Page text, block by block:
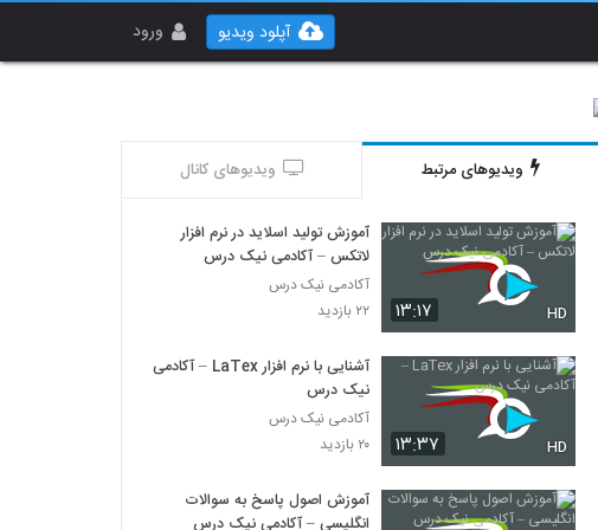
ورود آپلود ویدیو
ویدیوهای مرتبط ویدیوهای کانال
۱۳:۱۷ HD
آموزش تولید اسلاید در نرم افزار
لاتکس – آکادمی نیک درس
آکادمی نیک درس
۲۲ بازدید
۱۳:۳۷ HD
آشنایی با نرم افزار LaTex – آکادمی
نیک درس
آکادمی نیک درس
۲۰ بازدید
آموزش اصول پاسخ به سوالات
انگلیسی – آکادمی نیک درس